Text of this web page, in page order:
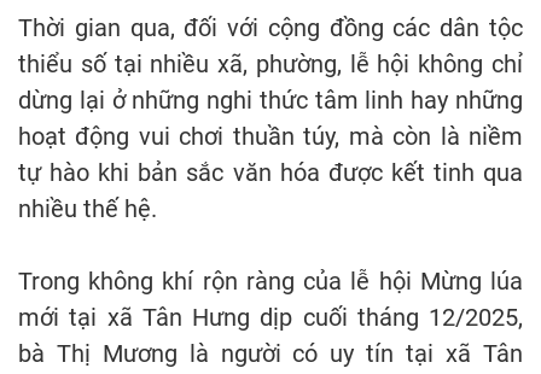
Thời gian qua, đối với cộng đồng các dân tộc
thiểu số tại nhiều xã, phường, lễ hội không chỉ
dừng lại ở những nghi thức tâm linh hay những
hoạt động vui chơi thuần túy, mà còn là niềm
tự hào khi bản sắc văn hóa được kết tinh qua
nhiều thế hệ.
Trong không khí rộn ràng của lễ hội Mừng lúa
mới tại xã Tân Hưng dịp cuối tháng 12/2025,
bà Thị Mương là người có uy tín tại xã Tân